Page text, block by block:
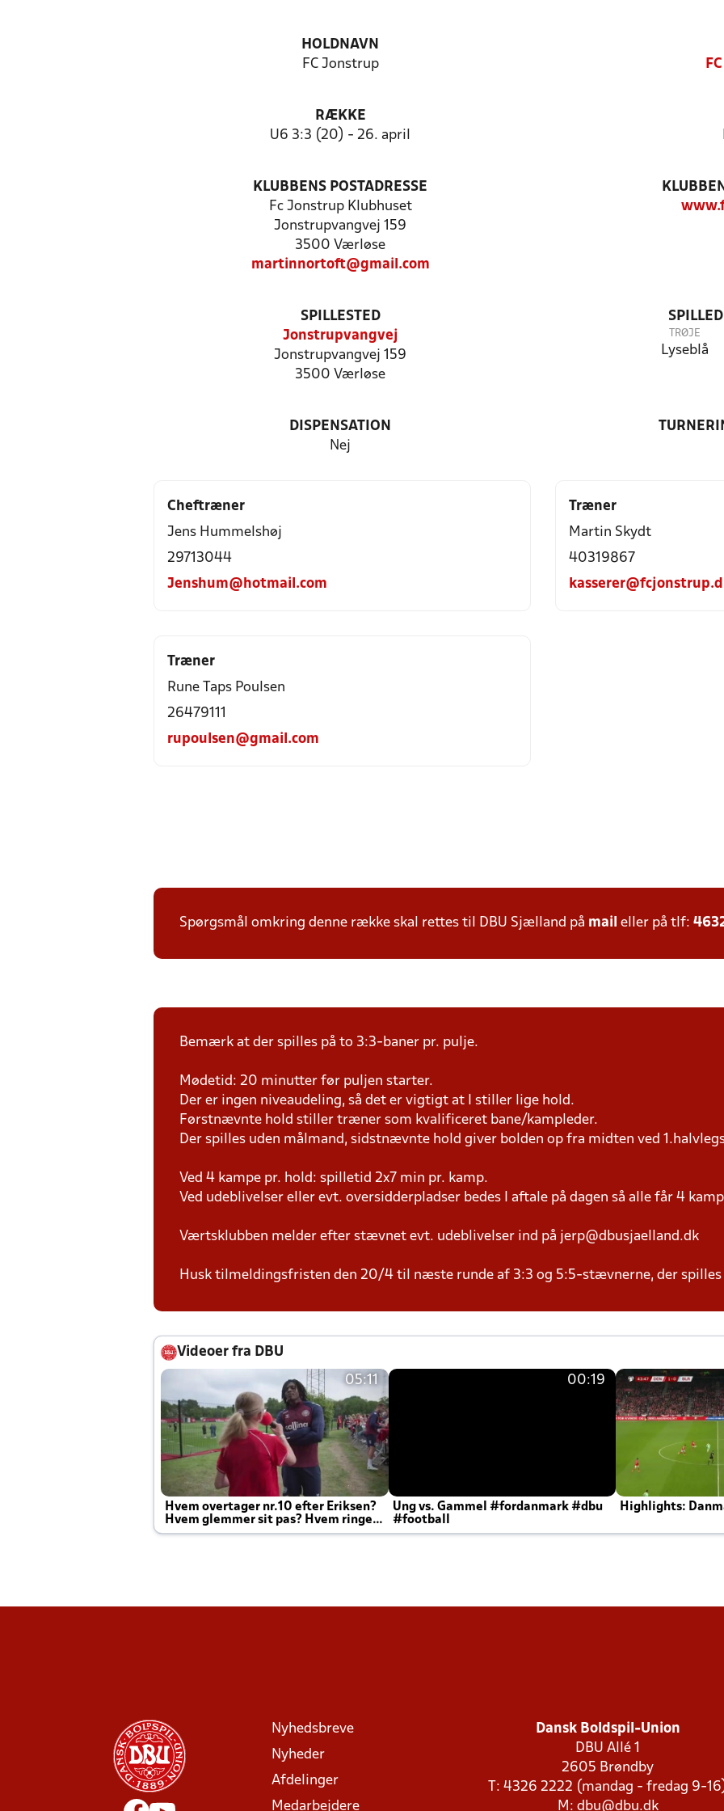
HOLDNAVN
FC Jonstrup
RÆKKE
U6 3:3 (20) - 26. april
KLUBBENS POSTADRESSE
Fc Jonstrup Klubhuset
Jonstrupvangvej 159
3500 Værløse
martinnortoft@gmail.com
SPILLESTED
Jonstrupvangvej
Jonstrupvangvej 159
3500 Værløse
TRØJE
Lyseblå
DISPENSATION
Nej
Cheftræner
Jens Hummelshøj
29713044
Jenshum@hotmail.com
Træner
Martin Skydt
40319867
Træner
Rune Taps Poulsen
26479111
rupoulsen@gmail.com
Spørgsmål omkring denne række skal rettes til DBU Sjælland på mail eller på tlf:
Bemærk at der spilles på to 3:3-baner pr. pulje.
Mødetid: 20 minutter før puljen starter.
Der er ingen niveaudeling, så det er vigtigt at I stiller lige hold.
Førstnævnte hold stiller træner som kvalificeret bane/kampleder.
Der spilles uden målmand, sidstnævnte hold giver bolden op fra midten ved
Ved 4 kampe pr. hold: spilletid 2x7 min pr. kamp.
Ved udeblivelser eller evt. oversidderpladser bedes I aftale på dagen så alle får 4
Værtsklubben melder efter stævnet evt. udeblivelser ind på jerp@dbusjaelland.dk
Husk tilmeldingsfristen den 20/4 til næste runde af 3:3 og 5:5-stævnerne, der spilles
Videoer fra DBU
05:11
Hvem overtager nr.10 efter Eriksen?
Hvem glemmer sit pas? Hvem ringer
Joachim altid til efter kampe?
00:19
Ung vs. Gammel #fordanmark #dbu
#football
Highlights:
Nyhedsbreve
Nyheder
Afdelinger
Medarbejdere
Dansk Boldspil-Union
DBU Allé 1
2605 Brøndby
T: 4326 2222 (mandag - fredag 9-
M: dbu@dbu.dk